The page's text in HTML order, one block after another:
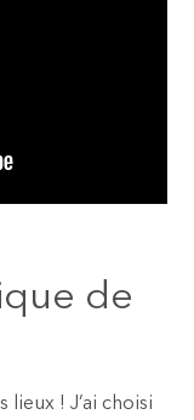
de
lieux ! J’ai choisi